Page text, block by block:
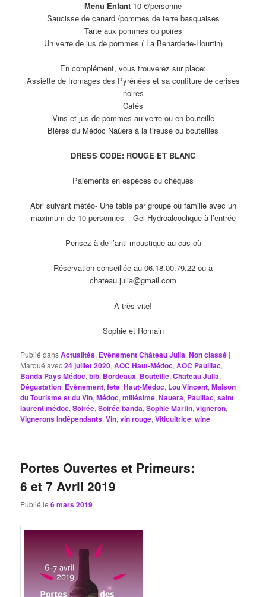
Menu Enfant 10 €/personne
Saucisse de canard /pommes de terre basquaises
Tarte aux pommes ou poires
Un verre de jus de pommes ( La Benarderie-Hourtin)
En complément, vous trouverez sur place:
Assiette de fromages des Pyrénées et sa confiture de cerises
noires
Cafés
Vins et jus de pommes au verre ou en bouteille
Bières du Médoc Naùera à la tireuse ou bouteilles
DRESS CODE: ROUGE ET BLANC
Paiements en espèces ou chèques
Abri suivant météo- Une table par groupe ou famille avec un
maximum de 10 personnes – Gel Hydroalcoolique à l’entrée
Pensez à de l’anti-moustique au cas où
Réservation conseillée au 06.18.00.79.22 ou à
chateau.julia@gmail.com
A très vite!
Sophie et Romain
Publié dansActualités, Evènement Château Julia,Non classé |
Marqué avec24 juillet 2020,AOC Haut-Médoc,AOC Pauillac,
Banda Pays Médoc,bib, Bordeaux, Bouteille,Château Julia,
Dégustation, Evènement,fete,Haut-Médoc, Lou Vincent,Maison
du Tourisme et du Vin,Médoc,millésime,Nauera, Pauillac,saint
laurent médoc,Soirée,Soirée banda,Sophie Martin,vigneron,
Vignerons Indépendants,Vin,vin rouge,Viticultrice,wine
Portes Ouvertes et Primeurs:
6 et 7 Avril 2019
Publié le6 mars 2019